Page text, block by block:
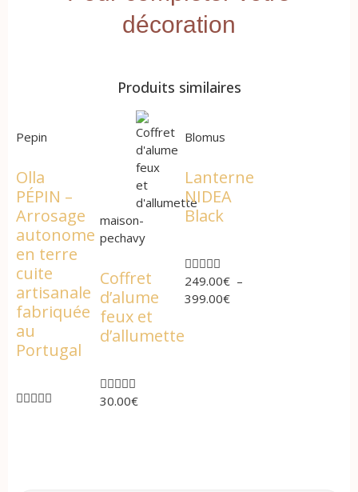
décoration
Produits similaires
Pepin
Olla
PÉPIN –
Arrosage
autonome
en terre
cuite
artisanale
fabriquée
au
Portugal

maison-
pechavy
Coffret
d’alume
feux et
d’allumette

30.00€
Blomus
Lanterne
NIDEA
Black

249.00€ –
399.00€